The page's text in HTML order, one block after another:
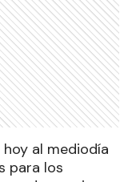
al mediodía
para los